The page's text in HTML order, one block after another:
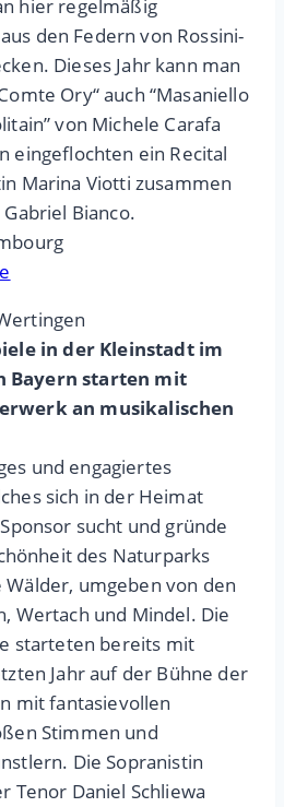
hier regelmäßig
den Federn von Rossini-
Dieses Jahr kann man
Ory“ auch “Masaniello
von Michele Carafa
eingeflochten ein Recital
Marina Viotti zusammen
Bianco.
in der Kleinstadt im
Bayern starten mit
an musikalischen
und engagiertes
sich in der Heimat
sucht und gründe
des Naturparks
umgeben von den
Wertach und Mindel. Die
starteten bereits mit
Jahr auf der Bühne der
mit fantasievollen
Stimmen und
Die Sopranistin
Tenor Daniel Schliewa